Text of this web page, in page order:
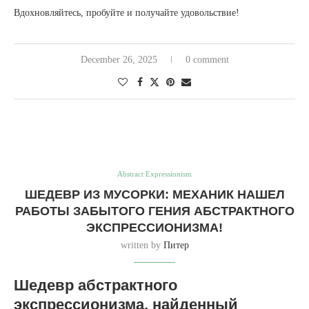
Вдохновляйтесь, пробуйте и получайте удовольствие!
December 26, 2025 0 comment
Abstract Expressionism
ШЕДЕВР ИЗ МУСОРКИ: МЕХАНИК НАШЕЛ
РАБОТЫ ЗАБЫТОГО ГЕНИЯ АБСТРАКТНОГО
ЭКСПРЕССИОНИЗМА!
written by Питер
Шедевр абстрактного
экспрессионизма, найденный